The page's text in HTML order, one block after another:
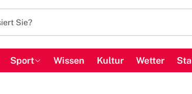
Sport Wissen Kultur Wetter